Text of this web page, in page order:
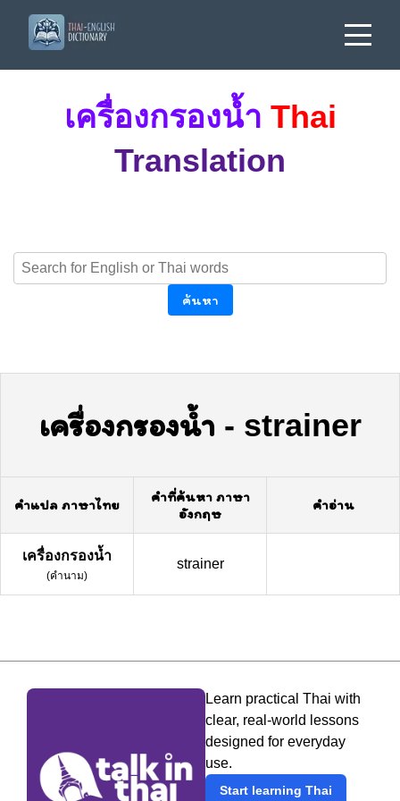
เครื่องกรองน้ำ Thai
Translation
ค้นหา
เครื่องกรองน้ำ - strainer
คำแปล ภาษาไทย
คำที่ค้นหา ภาษา
อังกฤษ
คำอ่าน
เครื่องกรองน้ำ
(คำนาม)
strainer
Learn practical Thai with
clear, real-world lessons
designed for everyday
use.
Start learning Thai